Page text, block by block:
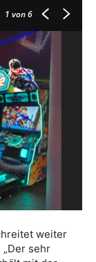
1 von 6
weiter
„Der sehr